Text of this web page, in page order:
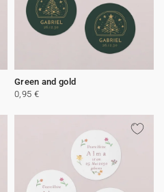
Green and gold
0,95 €